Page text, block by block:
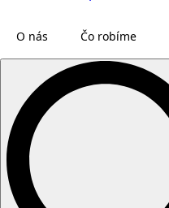
O nás Čo robíme